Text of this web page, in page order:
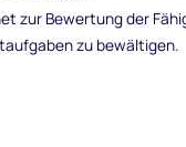
zur Bewertung der
zu bewältigen.